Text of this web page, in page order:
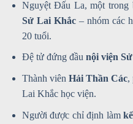
Nguyệt Đấu La, một
Sử Lai Khắc– nhóm các
20 tuổi.
Đệ tử đứng đầu nội viện
Thành viên Hải Thần Các,
Lai Khắc học viện.
Người được chỉ định làm